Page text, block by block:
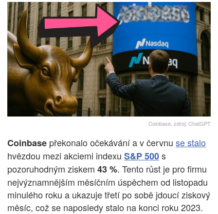
Coinbase, zdroj: ChatGPT
Coinbase překonalo očekávání a v červnu se stalo
hvězdou mezi akciemi indexu S&P 500s
pozoruhodným ziskem 43 %. Tento růst je pro firmu
nejvýznamnějším měsíčním úspěchem od listopadu
minulého roku a ukazuje třetí po sobě jdoucí ziskový
měsíc, což se naposledy stalo na konci roku 2023.